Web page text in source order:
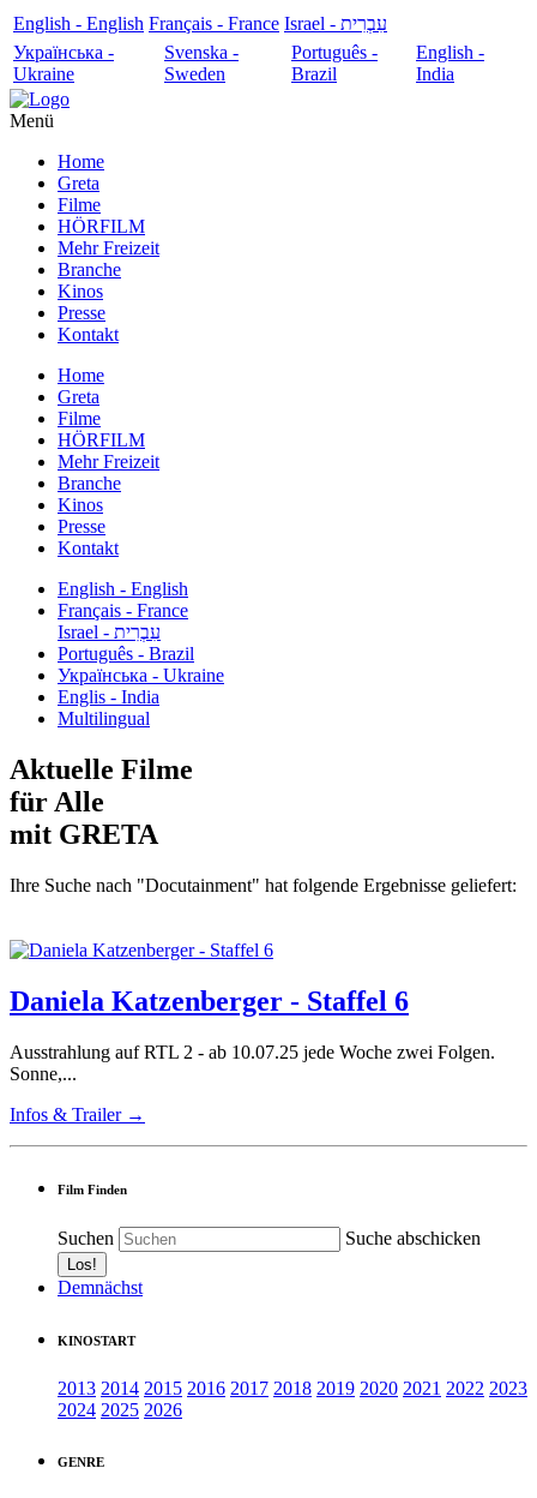
English - English Français - France
עִבְרִית - Israel
Українська -
Ukraine
Svenska -
Sweden
Português -
Brazil
English -
India
Menü
Home
Greta
Filme
HÖRFILM
Mehr Freizeit
Branche
Kinos
Presse
Kontakt
Home
Greta
Filme
HÖRFILM
Mehr Freizeit
Branche
Kinos
Presse
Kontakt
English - English
Français - France
עִבְרִית - Israel
Português - Brazil
Українська - Ukraine
Englis - India
Multilingual
Aktuelle Filme
für Alle
mit GRETA
Ihre Suche nach "Docutainment" hat folgende Ergebnisse geliefert:
Daniela Katzenberger - Staffel 6
Ausstrahlung auf RTL 2 - ab 10.07.25 jede Woche zwei Folgen.
Sonne,...
Infos & Trailer →
Film Finden
Suchen Suche abschicken
Demnächst
KINOSTART
2013 2014 2015 2016 2017 2018 2019 2020 2021 2022 2023
2024 2025 2026
GENRE